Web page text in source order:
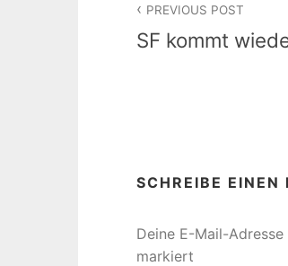
PREVIOUS POST
SF kommt
SCHREIBE EINEN
Deine E-Mail-
markiert